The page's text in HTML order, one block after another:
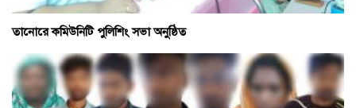
তানোরে কমিউনিটি পুলিশিং সভা অনুষ্ঠিত